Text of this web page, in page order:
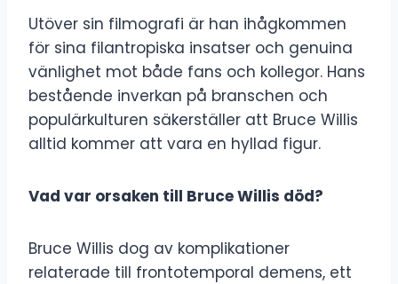
Utöver sin filmografi är han ihågkommen
för sina filantropiska insatser och genuina
vänlighet mot både fans och kollegor. Hans
bestående inverkan på branschen och
populärkulturen säkerställer att Bruce Willis
alltid kommer att vara en hyllad figur.
Vad var orsaken till Bruce Willis död?
Bruce Willis dog av komplikationer
relaterade till frontotemporal demens, ett